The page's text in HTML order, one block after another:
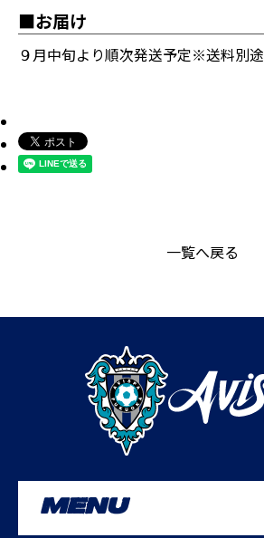
■お届け
９月中旬より順次発送予定※送料別途
一覧へ戻る
MENU